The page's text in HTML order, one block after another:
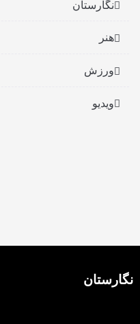
نگارستان
هنر
ورزش
ویدیو
نگارستان